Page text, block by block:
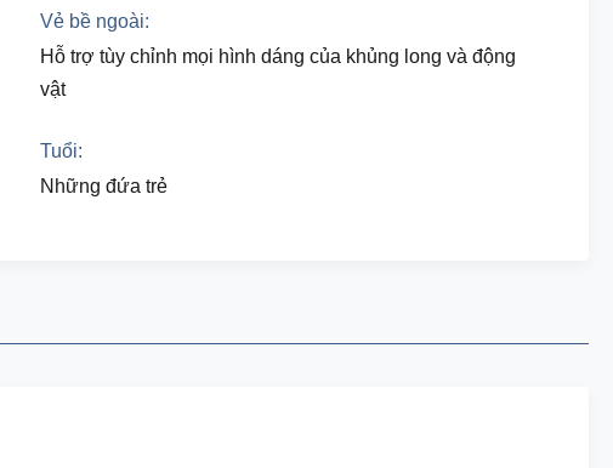
Vẻ bề ngoài:
Hỗ trợ tùy chỉnh mọi hình dáng của khủng long và động
vật
Tuổi:
Những đứa trẻ